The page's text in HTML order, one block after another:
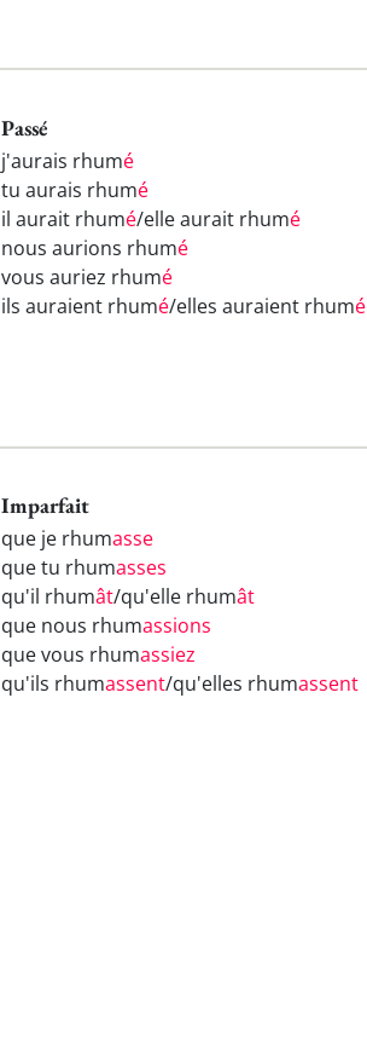
Passé
j'aurais rhumé
tu aurais rhumé
il aurait rhumé/elle aurait rhumé
nous aurions rhumé
vous auriez rhumé
ils auraient rhumé/elles auraient rhumé
Imparfait
que je rhumasse
que tu rhumasses
qu'il rhumât/qu'elle rhumât
que nous rhumassions
que vous rhumassiez
qu'ils rhumassent/qu'elles rhumassent